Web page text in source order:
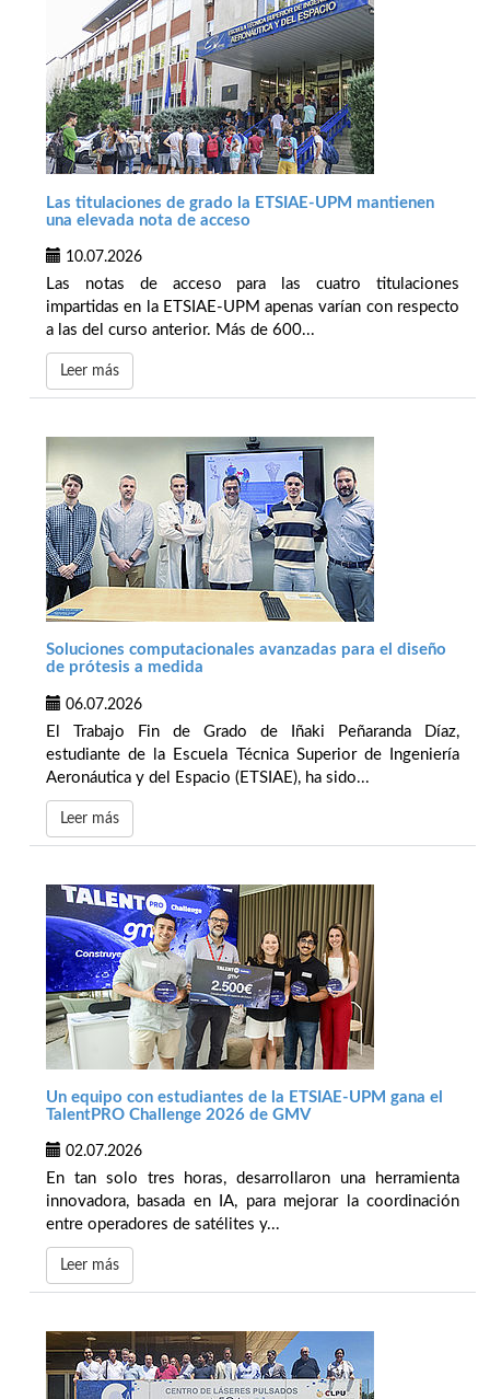
Las titulaciones de grado la ETSIAE-UPM mantienen
una elevada nota de acceso
10.07.2026
Las notas de acceso para las cuatro titulaciones
impartidas en la ETSIAE-UPM apenas varían con respecto
a las del curso anterior. Más de 600...
Leer más
Soluciones computacionales avanzadas para el diseño
de prótesis a medida
06.07.2026
El Trabajo Fin de Grado de Iñaki Peñaranda Díaz,
estudiante de la Escuela Técnica Superior de Ingeniería
Aeronáutica y del Espacio (ETSIAE), ha sido...
Leer más
Un equipo con estudiantes de la ETSIAE-UPM gana el
TalentPRO Challenge 2026 de GMV
02.07.2026
En tan solo tres horas, desarrollaron una herramienta
innovadora, basada en IA, para mejorar la coordinación
entre operadores de satélites y...
Leer más